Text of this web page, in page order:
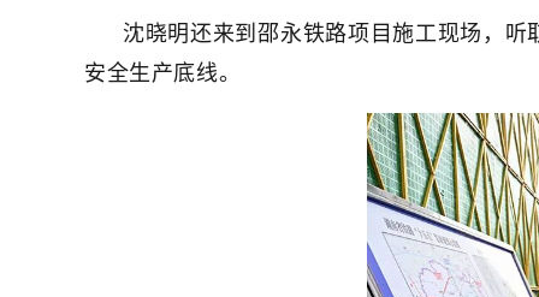
沈晓明还来到邵永铁路项目施工现场，
安全生产底线。